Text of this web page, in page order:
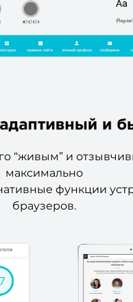
“живым” и
максимально
функции
браузеров.